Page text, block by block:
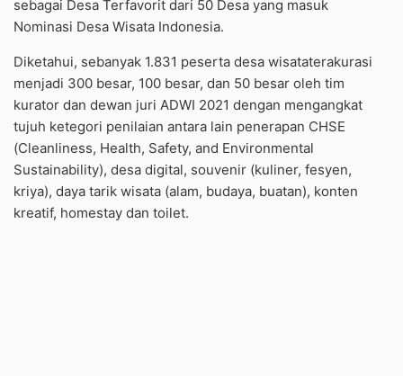
sebagai Desa Terfavorit dari 50 Desa yang masuk
Nominasi Desa Wisata Indonesia.
Diketahui, sebanyak 1.831 peserta desa wisataterakurasi
menjadi 300 besar, 100 besar, dan 50 besar oleh tim
kurator dan dewan juri ADWI 2021 dengan mengangkat
tujuh ketegori penilaian antara lain penerapan CHSE
(Cleanliness, Health, Safety, and Environmental
Sustainability), desa digital, souvenir (kuliner, fesyen,
kriya), daya tarik wisata (alam, budaya, buatan), konten
kreatif, homestay dan toilet.